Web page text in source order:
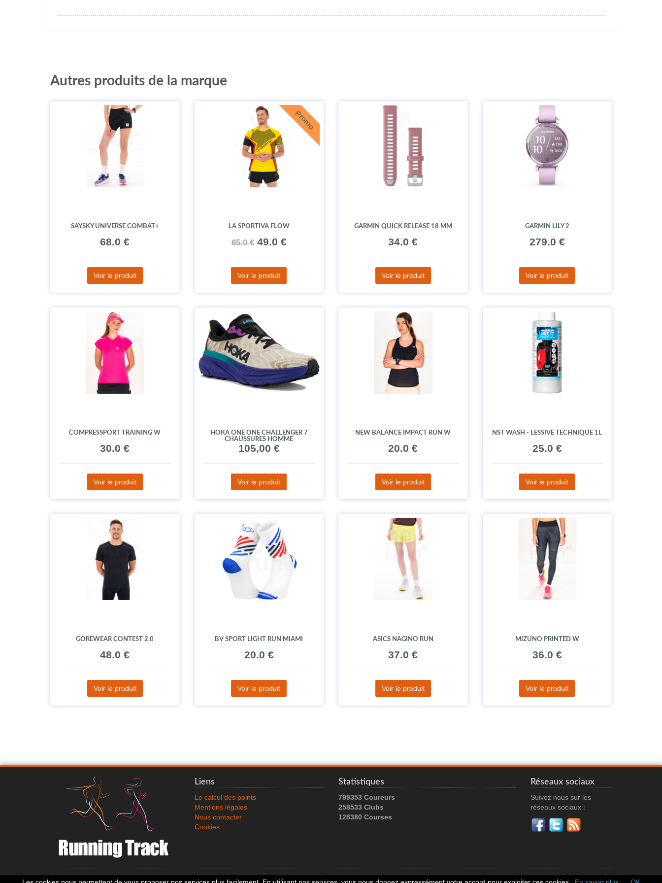
Autres produits de la marque
SAYSKY UNIVERSE COMBAT+
68.0 €
Voir le produit
Promo
LA SPORTIVA FLOW
65.0 €49.0 €
Voir le produit
GARMIN QUICK RELEASE 18 MM
34.0 €
Voir le produit
GARMIN LILY 2
279.0 €
Voir le produit
COMPRESSPORT TRAINING W
30.0 €
Voir le produit
HOKA ONE ONE CHALLENGER 7
CHAUSSURES HOMME
105,00 €
Voir le produit
NEW BALANCE IMPACT RUN W
20.0 €
Voir le produit
NST WASH - LESSIVE TECHNIQUE 1L
25.0 €
Voir le produit
GOREWEAR CONTEST 2.0
48.0 €
Voir le produit
BV SPORT LIGHT RUN MIAMI
20.0 €
Voir le produit
ASICS NAGINO RUN
37.0 €
Voir le produit
MIZUNO PRINTED W
36.0 €
Voir le produit
Liens
Le calcul des points
Mentions légales
Nous contacter
Cookies
Statistiques
799353 Coureurs
258533 Clubs
128380 Courses
Réseaux sociaux
Suivez nous sur les
réseaux sociaux :
© 2026 Running Track. All rights reserved.